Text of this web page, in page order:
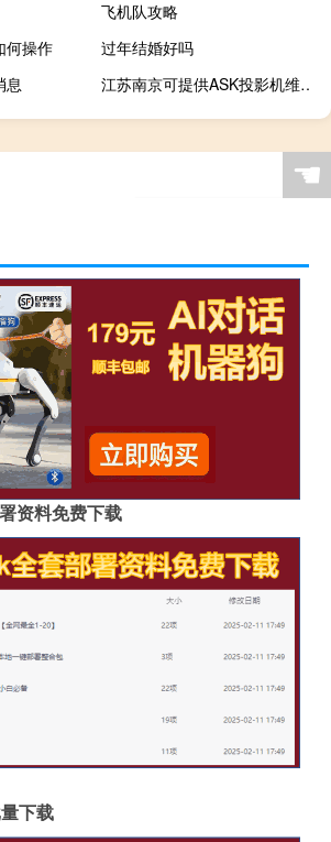
飞机队攻略
何操作
过年结婚好吗
息
江苏南京可提供ASK投影机维修服务地址在哪
☚
资料免费下载
下载